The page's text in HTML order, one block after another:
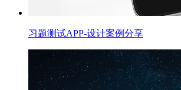
习题测试APP-设计案例分享